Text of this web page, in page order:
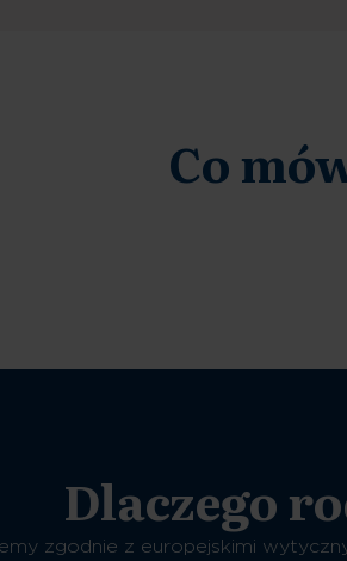
Co
Dlaczego
zgodnie z europejskimi